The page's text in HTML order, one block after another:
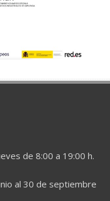
de 8:00 a 19:00 h.
al 30 de septiembre